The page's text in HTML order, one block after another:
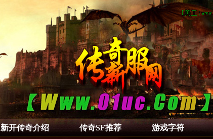
新开传奇介绍 传奇SF推荐 游戏字符